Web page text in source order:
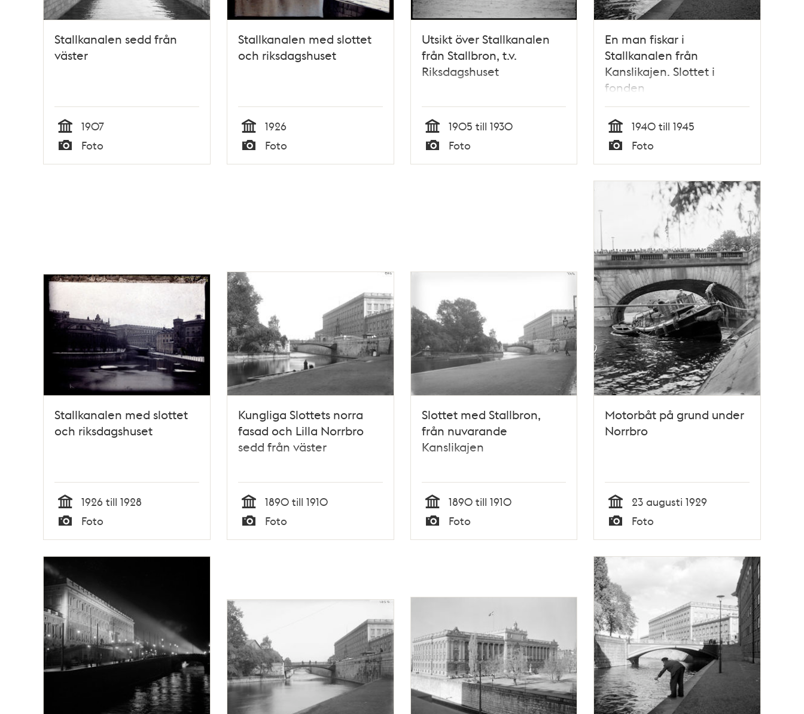
Stallkanalen sedd från
väster
Tid
1907
Typ
Foto
Stallkanalen med slottet
och riksdagshuset
Tid
1926
Typ
Foto
Utsikt över Stallkanalen
från Stallbron, t.v.
Riksdagshuset
Tid
1905 till 1930
Typ
Foto
En man fiskar i
Stallkanalen från
Kanslikajen. Slottet i
fonden
Tid
1940 till 1945
Typ
Foto
Stallkanalen med slottet
och riksdagshuset
Tid
1926 till 1928
Typ
Foto
Kungliga Slottets norra
fasad och Lilla Norrbro
sedd från väster
Tid
1890 till 1910
Typ
Foto
Slottet med Stallbron,
från nuvarande
Kanslikajen
Tid
1890 till 1910
Typ
Foto
Motorbåt på grund under
Norrbro
Tid
23 augusti 1929
Typ
Foto